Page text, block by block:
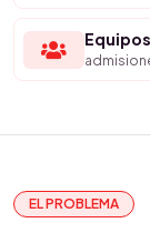
EL PROBLEMA